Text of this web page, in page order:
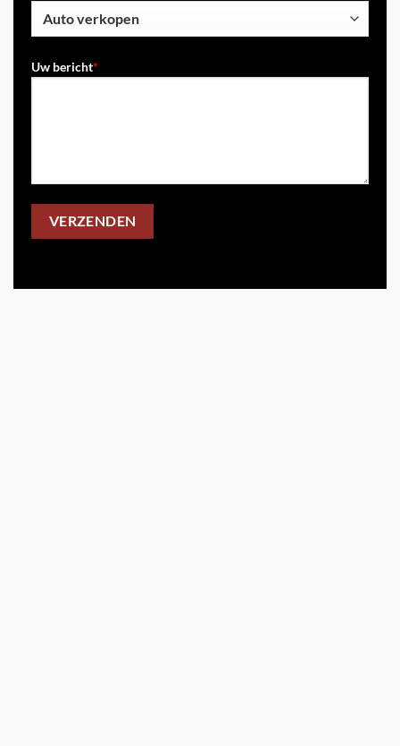
Uw bericht*